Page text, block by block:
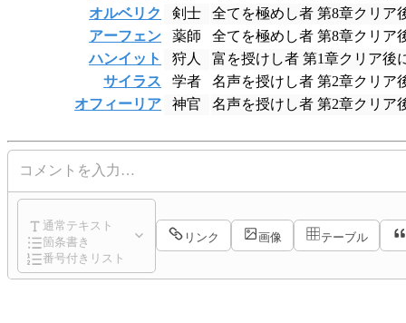
オルベリク
剣士
全てを極めし者 第8章クリア
アーフェン
薬師
全てを極めし者 第8章クリア
ハンイット
狩人
富を授けし者 第1章クリア後
サイラス
学者
名声を授けし者 第2章クリア
オフィーリア
神官 名声を授けし者 第2章クリア
コメントを入力…
通常テキスト
箇条書き
番号付きリスト
リンク 画像 テーブル